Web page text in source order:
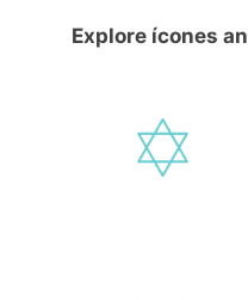
Explore ícones